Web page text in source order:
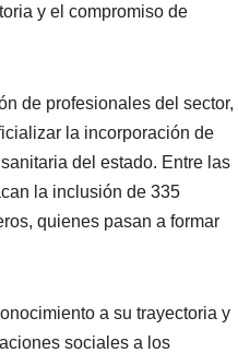
y el compromiso de
de profesionales del sector,
la incorporación de
del estado. Entre las
la inclusión de 335
quienes pasan a formar
a su trayectoria y
sociales a los